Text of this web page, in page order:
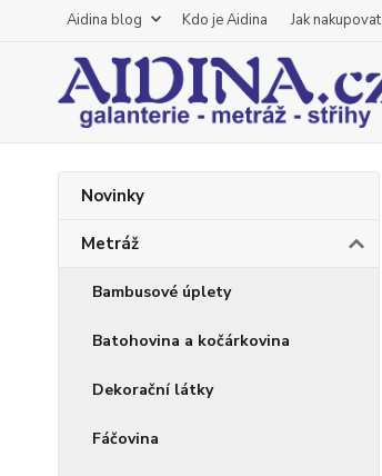
Aidina blog Kdo je Aidina Jak nakupovat
Novinky
Metráž
Bambusové úplety
Batohovina a kočárkovina
Dekorační látky
Fáčovina